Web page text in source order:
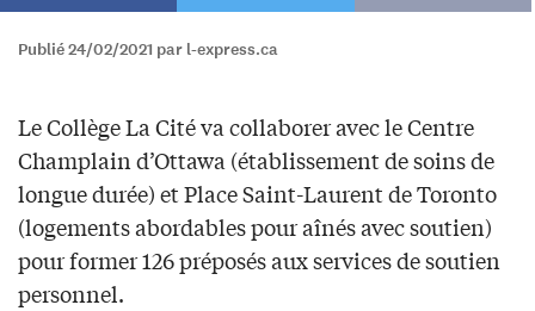
Publié 24/02/2021 par l-express.ca
Le Collège La Cité va collaborer avec le Centre
Champlain d’Ottawa (établissement de soins de
longue durée) et Place Saint-Laurent de Toronto
(logements abordables pour aînés avec soutien)
pour former 126 préposés aux services de soutien
personnel.